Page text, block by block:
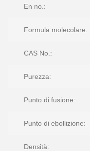
En no.:
Formula molecolare:
CAS No.:
Purezza:
Punto di fusione:
Punto di ebollizione:
Densità: